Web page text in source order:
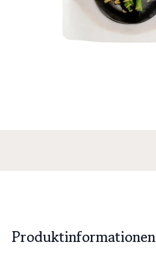
Produktinformationen